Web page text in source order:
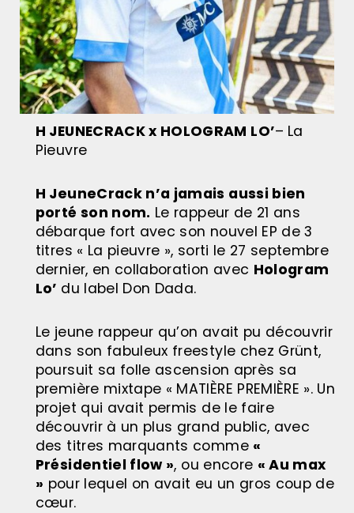
H JEUNECRACK x HOLOGRAM LO’– La
Pieuvre
H JeuneCrack n’a jamais aussi bien
porté son nom. Le rappeur de 21 ans
débarque fort avec son nouvel EP de 3
titres « La pieuvre », sorti le 27 septembre
dernier, en collaboration avec Hologram
Lo’ du label Don Dada.
Le jeune rappeur qu’on avait pu découvrir
dans son fabuleux freestyle chez Grünt,
poursuit sa folle ascension après sa
première mixtape « MATIÈRE PREMIÈRE ». Un
projet qui avait permis de le faire
découvrir à un plus grand public, avec
des titres marquants comme «
Présidentiel flow », ou encore « Au max
» pour lequel on avait eu un gros coup de
cœur.